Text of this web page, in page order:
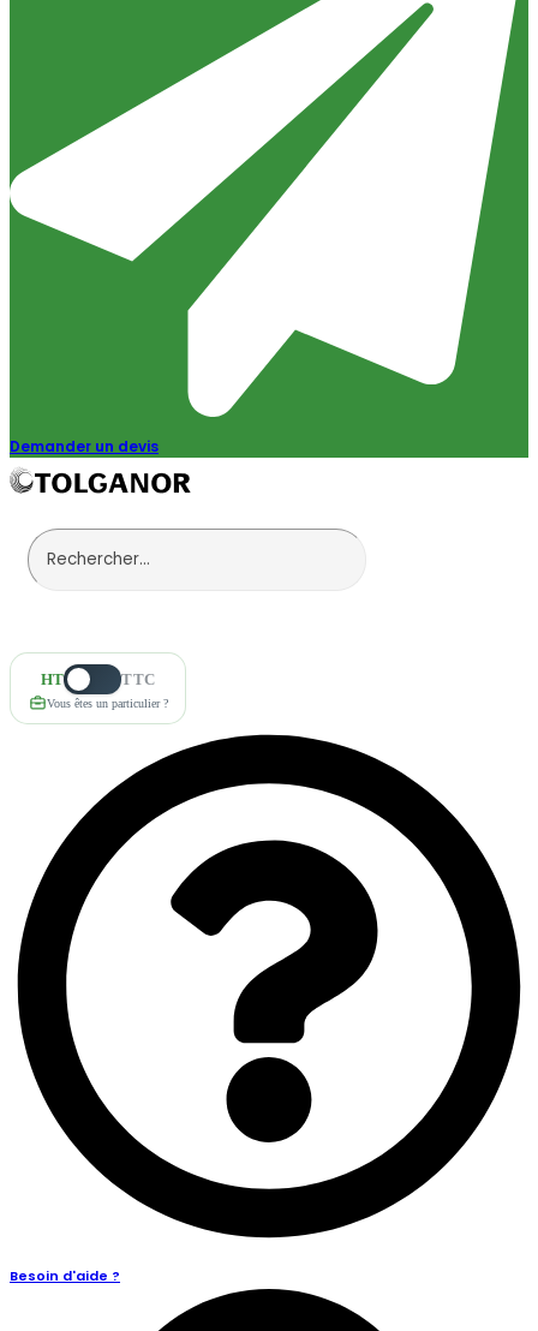
Demander un devis
HT TTC
Vous êtes un particulier ?
Besoin d'aide ?